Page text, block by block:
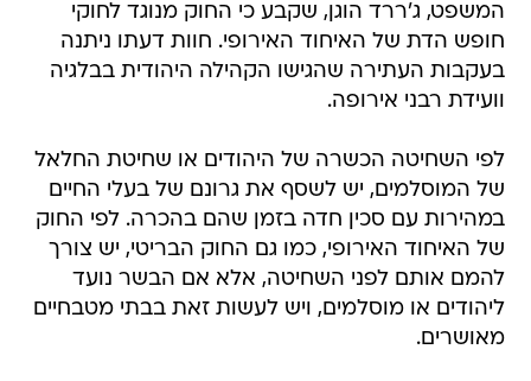
המשפט, ג'ררד הוגן, שקבע כי החוק מנוגד לחוקי
חופש הדת של האיחוד האירופי. חוות דעתו ניתנה
בעקבות העתירה שהגישו הקהילה היהודית בבלגיה
וועידת רבני אירופה.
לפי השחיטה הכשרה של היהודים או שחיטת החלאל
של המוסלמים, יש לשסף את גרונם של בעלי החיים
במהירות עם סכין חדה בזמן שהם בהכרה. לפי החוק
של האיחוד האירופי, כמו גם החוק הבריטי, יש צורך
להמם אותם לפני השחיטה, אלא אם הבשר נועד
ליהודים או מוסלמים, ויש לעשות זאת בבתי מטבחיים
מאושרים.